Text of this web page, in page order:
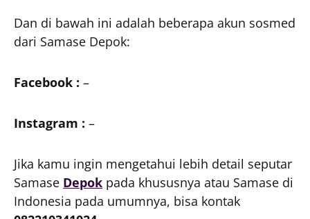
Dan di bawah ini adalah beberapa akun sosmed
dari Samase Depok:
Facebook : –
Instagram : –
Jika kamu ingin mengetahui lebih detail seputar
Samase Depok pada khususnya atau Samase di
Indonesia pada umumnya, bisa kontak